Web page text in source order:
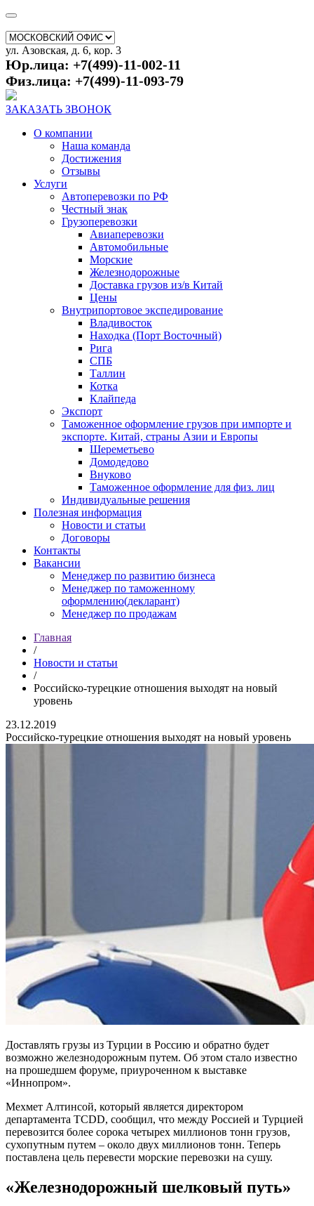
ул. Азовская, д. 6, кор. 3
Юр.лица: +7(499)-11-002-11
Физ.лица: +7(499)-11-093-79
ЗАКАЗАТЬ ЗВОНОК
О компании
Наша команда
Достижения
Отзывы
Услуги
Автоперевозки по РФ
Честный знак
Грузоперевозки
Авиаперевозки
Автомобильные
Морские
Железнодорожные
Доставка грузов из/в Китай
Цены
Внутрипортовое экспедирование
Владивосток
Находка (Порт Восточный)
Рига
СПБ
Таллин
Котка
Клайпеда
Экспорт
Таможенное оформление грузов при импорте и
экспорте. Китай, страны Азии и Европы
Шереметьево
Домодедово
Внуково
Таможенное оформление для физ. лиц
Индивидуальные решения
Полезная информация
Новости и статьи
Договоры
Контакты
Вакансии
Менеджер по развитию бизнеса
Менеджер по таможенному
оформлению(декларант)
Менеджер по продажам
Главная
/
Новости и статьи
/
Российско-турецкие отношения выходят на новый
уровень
23.12.2019
Российско-турецкие отношения выходят на новый уровень
Доставлять грузы из Турции в Россию и обратно будет
возможно железнодорожным путем. Об этом стало известно
на прошедшем форуме, приуроченном к выставке
«Иннопром».
Мехмет Алтинсой, который является директором
департамента TCDD, сообщил, что между Россией и Турцией
перевозится более сорока четырех миллионов тонн грузов,
сухопутным путем – около двух миллионов тонн. Теперь
поставлена цель перевести морские перевозки на сушу.
«Железнодорожный шелковый путь»